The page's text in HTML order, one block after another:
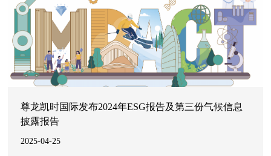
尊龙凯时国际发布2024年ESG报告及第三份气候信息
披露报告
2025-04-25